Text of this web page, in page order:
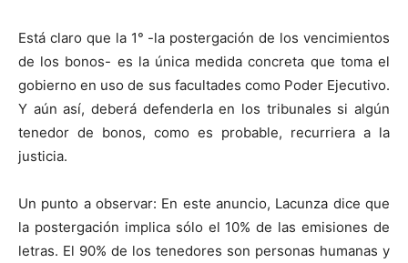
Está claro que la 1° -la postergación de los vencimientos
de los bonos- es la única medida concreta que toma el
gobierno en uso de sus facultades como Poder Ejecutivo.
Y aún así, deberá defenderla en los tribunales si algún
tenedor de bonos, como es probable, recurriera a la
justicia.
Un punto a observar: En este anuncio, Lacunza dice que
la postergación implica sólo el 10% de las emisiones de
letras. El 90% de los tenedores son personas humanas y